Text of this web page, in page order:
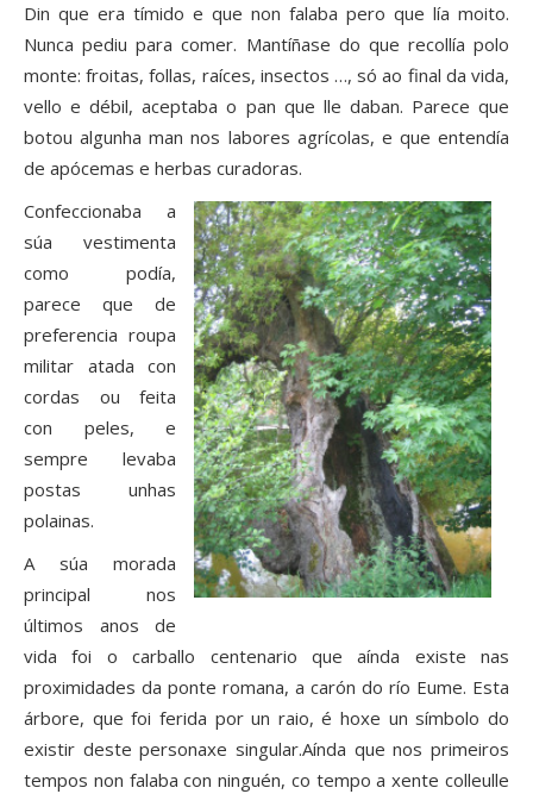
Din que era tímido e que non falaba pero que lía moito.
Nunca pediu para comer. Mantíñase do que recollía polo
monte: froitas, follas, raíces, insectos …, só ao final da vida,
vello e débil, aceptaba o pan que lle daban. Parece que
botou algunha man nos labores agrícolas, e que entendía
de apócemas e herbas curadoras.
Confeccionaba a
súa vestimenta
como podía,
parece que de
preferencia roupa
militar atada con
cordas ou feita
con peles, e
sempre levaba
postas unhas
polainas.
A súa morada
principal nos
últimos anos de
vida foi o carballo centenario que aínda existe nas
proximidades da ponte romana, a carón do río Eume. Esta
árbore, que foi ferida por un raio, é hoxe un símbolo do
existir deste personaxe singular.Aínda que nos primeiros
tempos non falaba con ninguén, co tempo a xente colleulle